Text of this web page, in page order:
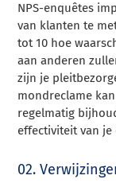
NPS-enquêtes
van klanten te
tot 10 hoe
aan anderen
zijn je
mondreclame
regelmatig
effectiviteit van je
02.